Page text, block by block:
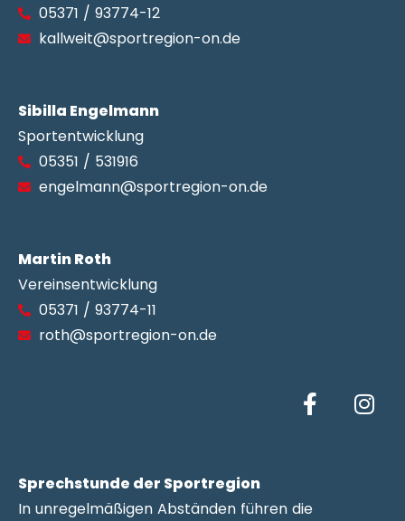
05371 / 93774-12
kallweit@sportregion-on.de
Sibilla Engelmann
Sportentwicklung
05351 / 531916
engelmann@sportregion-on.de
Martin Roth
Vereinsentwicklung
05371 / 93774-11
roth@sportregion-on.de
Sprechstunde der Sportregion
In unregelmäßigen Abständen führen die